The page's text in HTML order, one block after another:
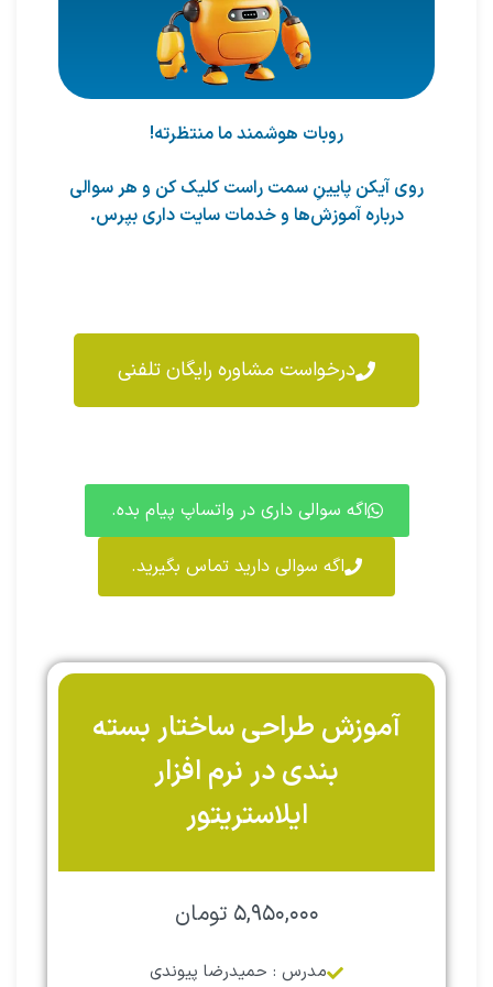
روبات هوشمند ما منتظرته!
روی آیکن پایینِ سمت راست کلیک کن و هر سوالی
درباره آموزش‌ها و خدمات سایت داری بپرس.
درخواست مشاوره رایگان تلفنی
اگه سوالی داری در واتساپ پیام بده.
اگه سوالی دارید تماس بگیرید.
آموزش طراحی ساختار بسته
بندی در نرم افزار
ایلاستریتور
۵,۹۵۰,۰۰۰ تومان
مدرس : حمیدرضا پیوندی